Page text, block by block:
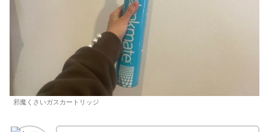
邪魔くさいガスカートリッジ